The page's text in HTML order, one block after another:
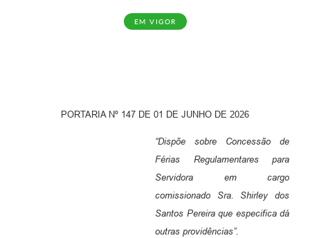
EM VIGOR
PORTARIA Nº 147 DE 01 DE JUNHO DE 2026
“Dispõe sobre Concessão de
Férias Regulamentares para
Servidora em cargo
comissionado Sra. Shirley dos
Santos Pereira que especifica dá
outras providências”.